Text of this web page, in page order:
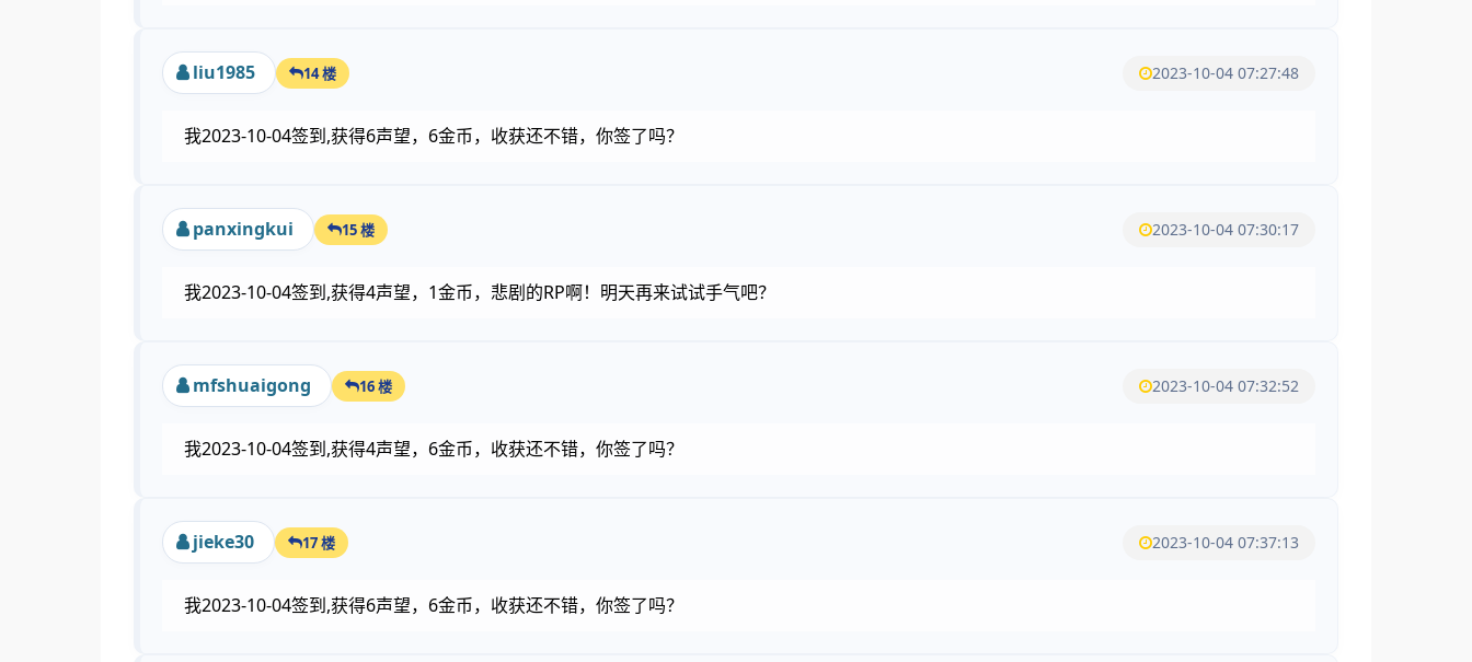
liu1985 14 楼 2023-10-04 07:27:48
我2023-10-04签到,获得6声望，6金币，收获还不错，你签了吗？
panxingkui 15 楼 2023-10-04 07:30:17
我2023-10-04签到,获得4声望，1金币，悲剧的RP啊！明天再来试试手气吧？
mfshuaigong 16 楼 2023-10-04 07:32:52
我2023-10-04签到,获得4声望，6金币，收获还不错，你签了吗？
jieke30 17 楼 2023-10-04 07:37:13
我2023-10-04签到,获得6声望，6金币，收获还不错，你签了吗？